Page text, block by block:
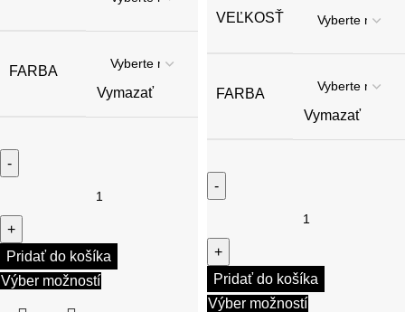
FARBA
Vymazať
Pridať do košíka
Výber možností
VEĽKOSŤ
FARBA
Vymazať
Pridať do košíka
Výber možností